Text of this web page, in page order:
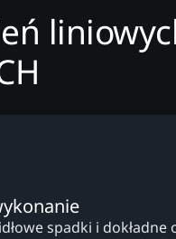
spadki i